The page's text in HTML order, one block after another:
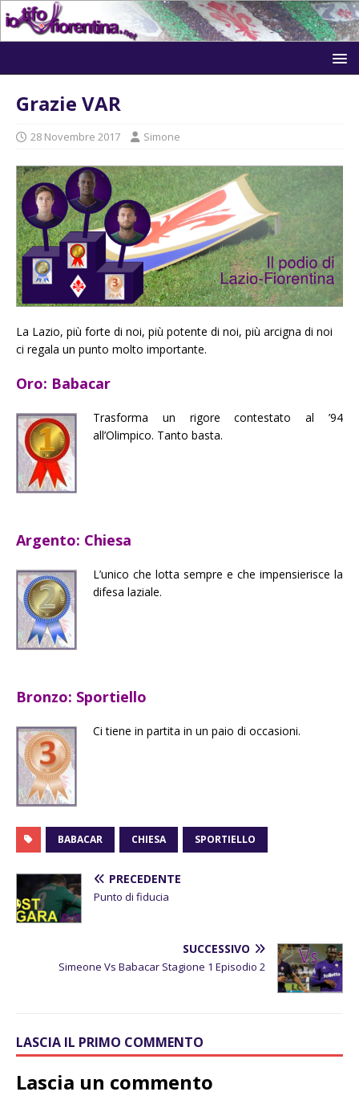
Grazie VAR
28 Novembre 2017 Simone
La Lazio, più forte di noi, più potente di noi, più arcigna di noi
ci regala un punto molto importante.
Oro: Babacar
Trasforma un rigore contestato al ’94
all’Olimpico. Tanto basta.
Argento: Chiesa
L’unico che lotta sempre e che impensierisce la
difesa laziale.
Bronzo: Sportiello
Ci tiene in partita in un paio di occasioni.
BABACAR CHIESA SPORTIELLO
PRECEDENTE
Punto di fiducia
SUCCESSIVO
Simeone Vs Babacar Stagione 1 Episodio 2
LASCIA IL PRIMO COMMENTO
Lascia un commento